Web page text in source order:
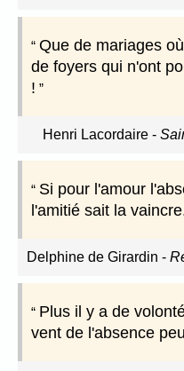
Que de mariages
de foyers qui n'ont
!
Henri Lacordaire -
Si pour l'amour
l'amitié sait la
Delphine de Girardin -
Plus il y a de
vent de l'absence